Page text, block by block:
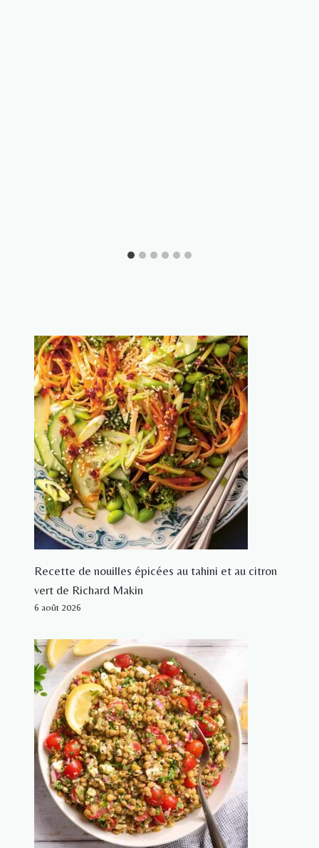
Recette de nouilles épicées au tahini et au citron
vert de Richard Makin
6 août 2026